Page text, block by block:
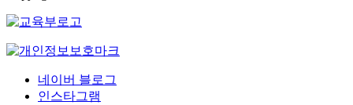
네이버 블로그
인스타그램